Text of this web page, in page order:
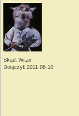
Skąd: Witax
Dołączył: 2011-08-10